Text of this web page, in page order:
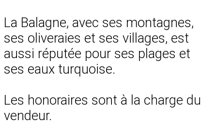
La Balagne, avec ses montagnes,
ses oliveraies et ses villages, est
aussi réputée pour ses plages et
ses eaux turquoise.
Les honoraires sont à la charge du
vendeur.